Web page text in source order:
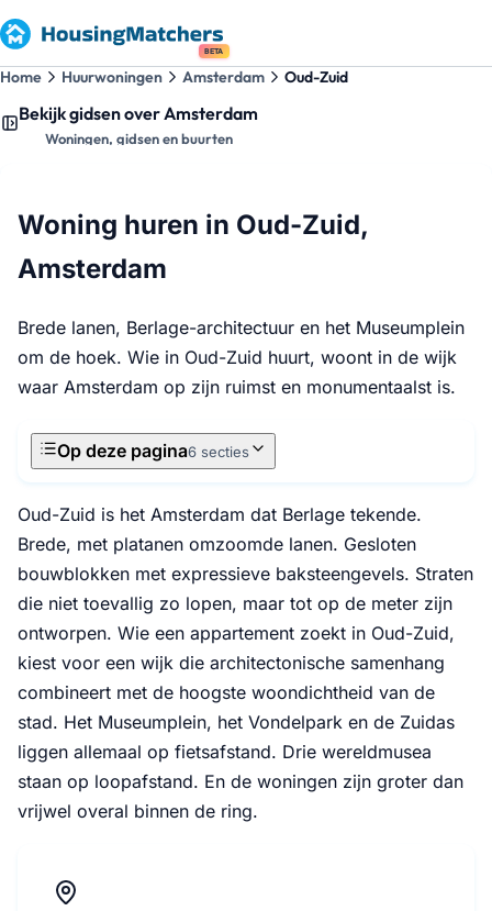
BETA
Home Huurwoningen Amsterdam Oud-Zuid
Bekijk gidsen over Amsterdam
Woningen, gidsen en buurten
Woning huren in Oud-Zuid,
Amsterdam
Brede lanen, Berlage-architectuur en het Museumplein
om de hoek. Wie in Oud-Zuid huurt, woont in de wijk
waar Amsterdam op zijn ruimst en monumentaalst is.
Op deze pagina6 secties
Oud-Zuid is het Amsterdam dat Berlage tekende.
Brede, met platanen omzoomde lanen. Gesloten
bouwblokken met expressieve baksteengevels. Straten
die niet toevallig zo lopen, maar tot op de meter zijn
ontworpen. Wie een appartement zoekt in Oud-Zuid,
kiest voor een wijk die architectonische samenhang
combineert met de hoogste woondichtheid van de
stad. Het Museumplein, het Vondelpark en de Zuidas
liggen allemaal op fietsafstand. Drie wereldmusea
staan op loopafstand. En de woningen zijn groter dan
vrijwel overal binnen de ring.